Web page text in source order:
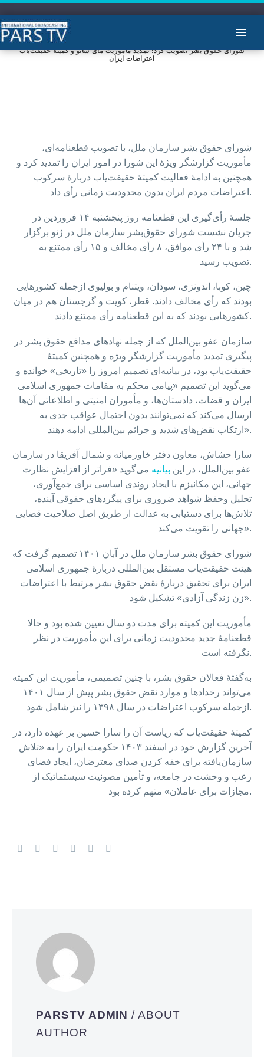
شورای حقوق بشر تصویب کرد: تمدید مأموریت مای ساتو و کمیتۀ حقیقت‌یاب
اعتراضات ایران
شورای حقوق بشر سازمان ملل، با تصویب قطعنامه‌ای،
مأموریت گزارشگر ویژۀ این شورا در امور ایران را تمدید کرد و
همچنین به ادامۀ فعالیت کمیتۀ حقیقت‌یاب دربارۀ سرکوب
اعتراضات مردم ایران بدون محدودیت زمانی رأی داد.
جلسۀ رأی‌گیری این قطعنامه روز پنجشنبه ۱۴ فروردین در
جریان نشست شورای حقوق‌بشر سازمان ملل در ژنو برگزار
شد و با ۲۴ رأی موافق، ۸ رأی مخالف و ۱۵ رأی ممتنع به
تصویب رسید.
چین، کوبا، اندونزی، سودان، ویتنام و بولیوی ازجمله کشورهایی
بودند که رأی مخالف دادند. قطر، کویت و گرجستان هم در میان
کشورهایی بودند که به این قطعنامه رأی ممتنع دادند.
سازمان عفو بین‌الملل که از جمله نهادهای مدافع حقوق بشر در
پیگیری تمدید مأموریت گزارشگر ویژه و همچنین کمیتۀ
حقیقت‌یاب بود، در بیانیه‌ای تصمیم امروز را «تاریخی» خوانده و
می‌گوید این تصمیم «پیامی محکم به مقامات جمهوری اسلامی
ایران و قضات، دادستان‌ها، و مأموران امنیتی و اطلاعاتی آن‌ها
ارسال می‌کند که نمی‌توانند بدون احتمال عواقب جدی به
ارتکاب نقض‌های شدید و جرائم بین‌المللی ادامه دهند».
سارا حشاش، معاون دفتر خاورمیانه و شمال آفریقا در سازمان
عفو بین‌الملل، در این بیانیه می‌گوید «فراتر از افزایش نظارت
جهانی، این مکانیزم با ایجاد روندی اساسی برای جمع‌آوری،
تحلیل وحفظ شواهد ضروری برای پیگردهای حقوقی آینده،
تلاش‌ها برای دستیابی به عدالت از طریق اصل صلاحیت قضایی
جهانی را تقویت می‌کند».
شورای حقوق بشر سازمان ملل در آبان ۱۴۰۱ تصمیم گرفت که
هیئت حقیقت‌یاب مستقل بین‌المللی دربارهٔ جمهوری اسلامی
ایران برای تحقیق دربارهٔ نقض حقوق بشر مرتبط با اعتراضات
«زن زندگی آزادی» تشکیل شود.
مأموریت این کمیته برای مدت دو سال تعیین شده بود و حالا
قطعنامۀ جدید محدودیت زمانی برای این مأموریت در نظر
نگرفته است.
به‌گفتۀ فعالان حقوق‌ بشر، با چنین تصمیمی، مأموریت این کمیته
می‌تواند رخداد‌ها و موارد نقض حقوق‌ بشر پیش از سال ۱۴۰۱
ازجمله سرکوب اعتراضات در سال ۱۳۹۸ را نیز شامل شود.
کمیتۀ حقیقت‌یاب که ریاست آن را سارا حسین بر عهده دارد، در
آخرین گزارش خود در اسفند ۱۴۰۳ حکومت ایران را به «تلاش
سازمان‌یافته برای خفه‌ کردن صدای معترضان، ایجاد فضای
رعب و وحشت در جامعه، و تأمین مصونیت سیستماتیک از
مجازات برای عاملان» متهم کرده بود.
PARSTV ADMIN/ ABOUT
AUTHOR